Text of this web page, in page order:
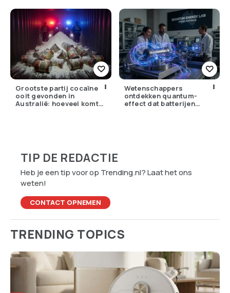
Grootste partij cocaïne
ooit gevonden in
Australië: hoeveel komt
Wetenschappers
ontdekken quantum-
effect dat batterijen
TIP DE REDACTIE
Heb je een tip voor op Trending.nl? Laat het ons
weten!
CONTACT OPNEMEN
TRENDING TOPICS